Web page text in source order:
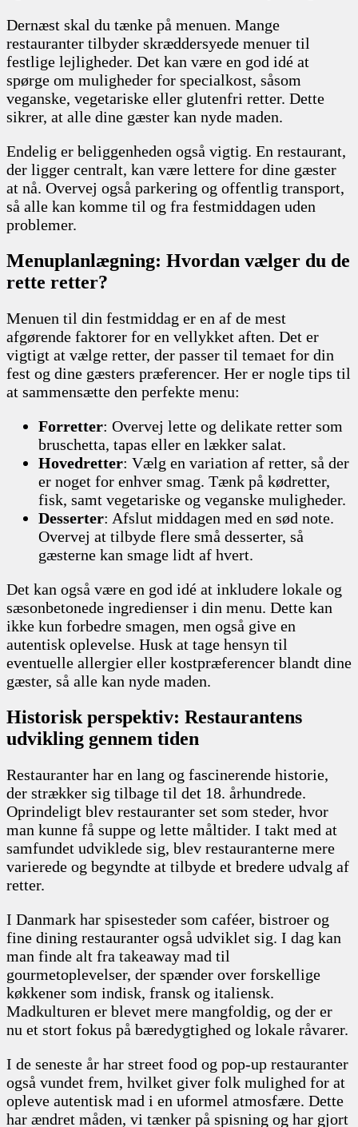
Dernæst skal du tænke på menuen. Mange
restauranter tilbyder skræddersyede menuer til
festlige lejligheder. Det kan være en god idé at
spørge om muligheder for specialkost, såsom
veganske, vegetariske eller glutenfri retter. Dette
sikrer, at alle dine gæster kan nyde maden.
Endelig er beliggenheden også vigtig. En restaurant,
der ligger centralt, kan være lettere for dine gæster
at nå. Overvej også parkering og offentlig transport,
så alle kan komme til og fra festmiddagen uden
problemer.
Menuplanlægning: Hvordan vælger du de
rette retter?
Menuen til din festmiddag er en af de mest
afgørende faktorer for en vellykket aften. Det er
vigtigt at vælge retter, der passer til temaet for din
fest og dine gæsters præferencer. Her er nogle tips til
at sammensætte den perfekte menu:
Forretter: Overvej lette og delikate retter som
bruschetta, tapas eller en lækker salat.
Hovedretter: Vælg en variation af retter, så der
er noget for enhver smag. Tænk på kødretter,
fisk, samt vegetariske og veganske muligheder.
Desserter: Afslut middagen med en sød note.
Overvej at tilbyde flere små desserter, så
gæsterne kan smage lidt af hvert.
Det kan også være en god idé at inkludere lokale og
sæsonbetonede ingredienser i din menu. Dette kan
ikke kun forbedre smagen, men også give en
autentisk oplevelse. Husk at tage hensyn til
eventuelle allergier eller kostpræferencer blandt dine
gæster, så alle kan nyde maden.
Historisk perspektiv: Restaurantens
udvikling gennem tiden
Restauranter har en lang og fascinerende historie,
der strækker sig tilbage til det 18. århundrede.
Oprindeligt blev restauranter set som steder, hvor
man kunne få suppe og lette måltider. I takt med at
samfundet udviklede sig, blev restauranterne mere
varierede og begyndte at tilbyde et bredere udvalg af
retter.
I Danmark har spisesteder som caféer, bistroer og
fine dining restauranter også udviklet sig. I dag kan
man finde alt fra takeaway mad til
gourmetoplevelser, der spænder over forskellige
køkkener som indisk, fransk og italiensk.
Madkulturen er blevet mere mangfoldig, og der er
nu et stort fokus på bæredygtighed og lokale råvarer.
I de seneste år har street food og pop-up restauranter
også vundet frem, hvilket giver folk mulighed for at
opleve autentisk mad i en uformel atmosfære. Dette
har ændret måden, vi tænker på spisning og har gjort